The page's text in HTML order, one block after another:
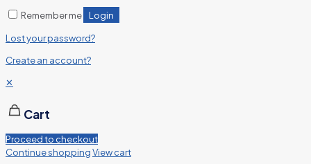
Remember me Login
Lost your password?
Create an account?
✕
Cart
Proceed to checkout
Continue shoppingView cart